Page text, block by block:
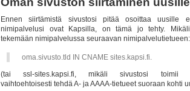
Ennen siirtämistä sivustosi pitää osoittaa uusille
nimipalvelusi ovat Kapsilla, on tämä jo tehty.
tekemään nimipalvelussa seuraavan nimipalvelutietueen:
oma.sivusto.tld IN CNAME sites.kapsi.fi.
(tai ssl-sites.kapsi.fi, mikäli sivustosi toimii
vaihtoehtoisesti tehdä A- ja AAAA-tietueet suoraan kohti